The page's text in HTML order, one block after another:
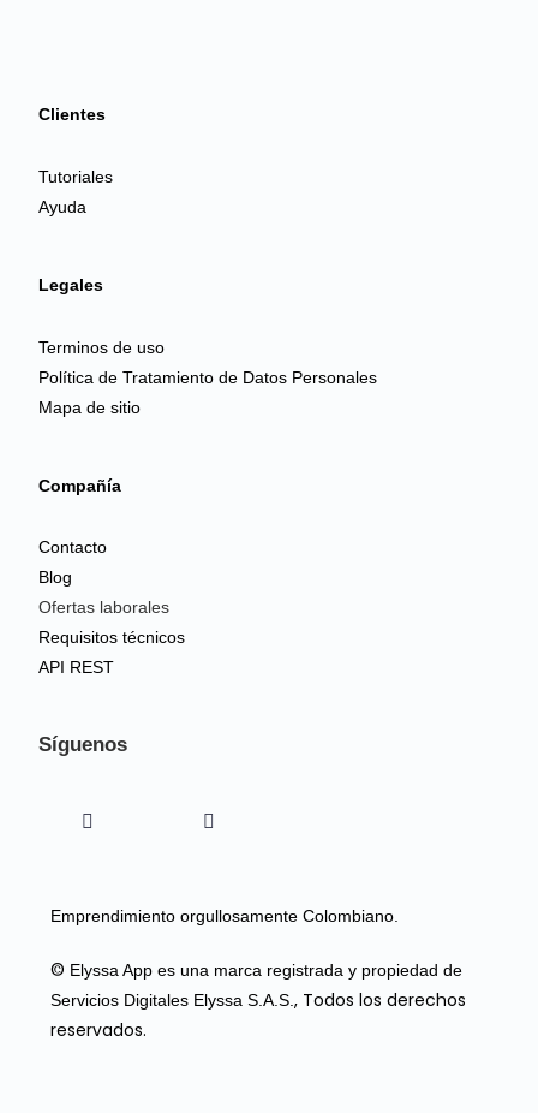
Clientes
Tutoriales
Ayuda
Legales
Terminos de uso
Política de Tratamiento de Datos Personales
Mapa de sitio
Compañía
Contacto
Blog
Ofertas laborales
Requisitos técnicos
API REST
Síguenos
Emprendimiento orgullosamente Colombiano.
© Elyssa App es una marca registrada y propiedad de
Servicios Digitales Elyssa S.A.S., Todos los derechos
reservados.